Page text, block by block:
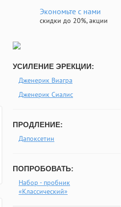
Экономьте с нами
скидки до 20%, акции
УСИЛЕНИЕ ЭРЕКЦИИ:
Дженерик Виагра
Дженерик Сиалис
ПРОДЛЕНИЕ:
Дапоксетин
ПОПРОБОВАТЬ:
Набор - пробник
«Классический»